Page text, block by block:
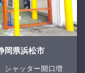
岡県浜松市
ャッター開口増